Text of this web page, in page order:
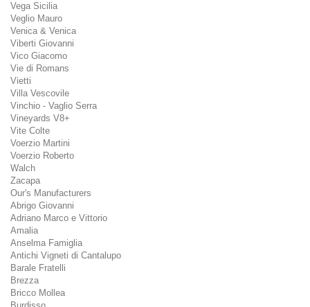
Vega Sicilia
Veglio Mauro
Venica & Venica
Viberti Giovanni
Vico Giacomo
Vie di Romans
Vietti
Villa Vescovile
Vinchio - Vaglio Serra
Vineyards V8+
Vite Colte
Voerzio Martini
Voerzio Roberto
Walch
Zacapa
Our's Manufacturers
Abrigo Giovanni
Adriano Marco e Vittorio
Amalia
Anselma Famiglia
Antichi Vigneti di Cantalupo
Barale Fratelli
Brezza
Bricco Mollea